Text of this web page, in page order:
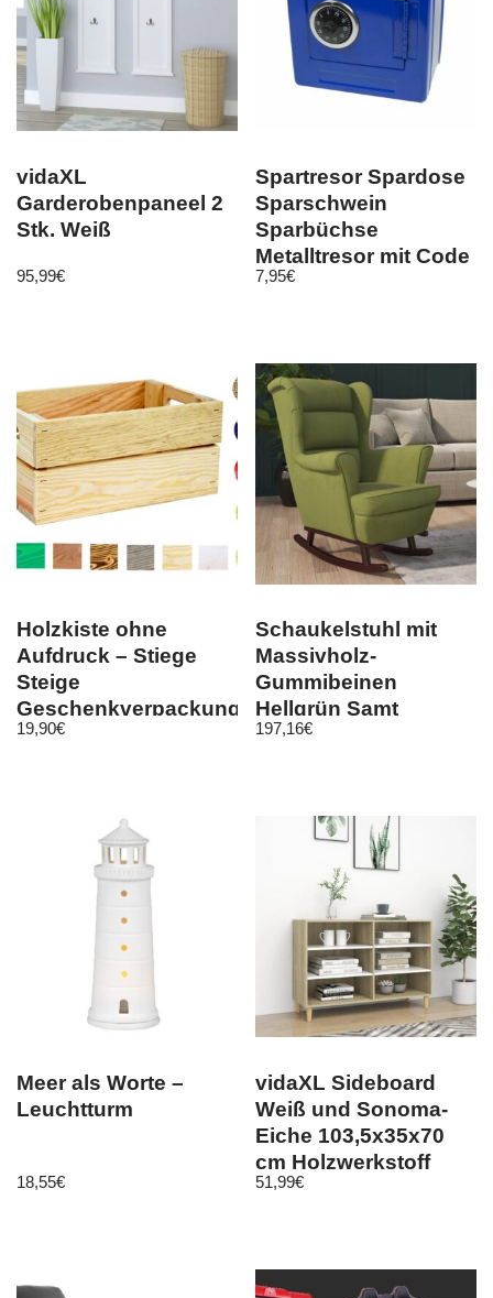
vidaXL
Garderobenpaneel 2
Stk. Weiß
95,99€
Spartresor Spardose
Sparschwein
Sparbüchse
Metalltresor mit Code
Zahlenschloss
7,95€
Holzkiste ohne
Aufdruck – Stiege
Steige
Geschenkverpackung
Präsentkorb
19,90€
Schaukelstuhl mit
Massivholz-
Gummibeinen
Hellgrün Samt
197,16€
Meer als Worte –
Leuchtturm
18,55€
vidaXL Sideboard
Weiß und Sonoma-
Eiche 103,5x35x70
cm Holzwerkstoff
51,99€